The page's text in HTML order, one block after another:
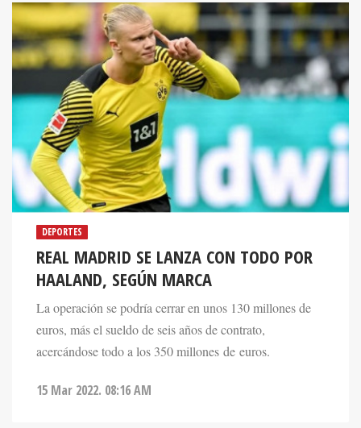
DEPORTES
REAL MADRID SE LANZA CON TODO POR
HAALAND, SEGÚN MARCA
La operación se podría cerrar en unos 130 millones de
euros, más el sueldo de seis años de contrato,
acercándose todo a los 350 millones de euros.